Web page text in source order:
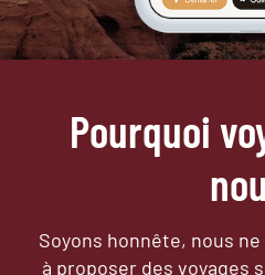
Pourquoi
Soyons honnête, nous
à proposer des voyages